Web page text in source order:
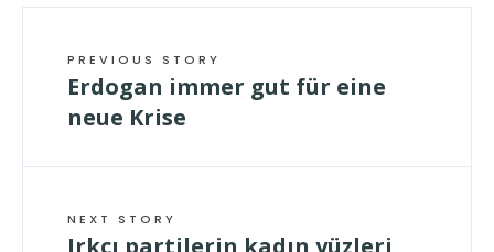
PREVIOUS STORY
Erdogan immer gut für eine
neue Krise
NEXT STORY